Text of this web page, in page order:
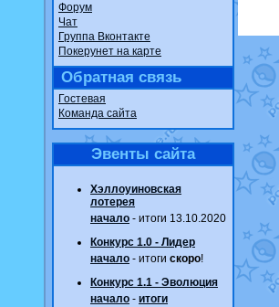
Форум
Чат
Группа Вконтакте
Покерунет на карте
Обратная связь
Гостевая
Команда сайта
Эвенты сайта
Хэллоуиновская
лотерея
начало - итоги 13.10.2020
Конкурс 1.0 - Лидер
начало - итоги скоро!
Конкурс 1.1 - Эволюция
начало - итоги